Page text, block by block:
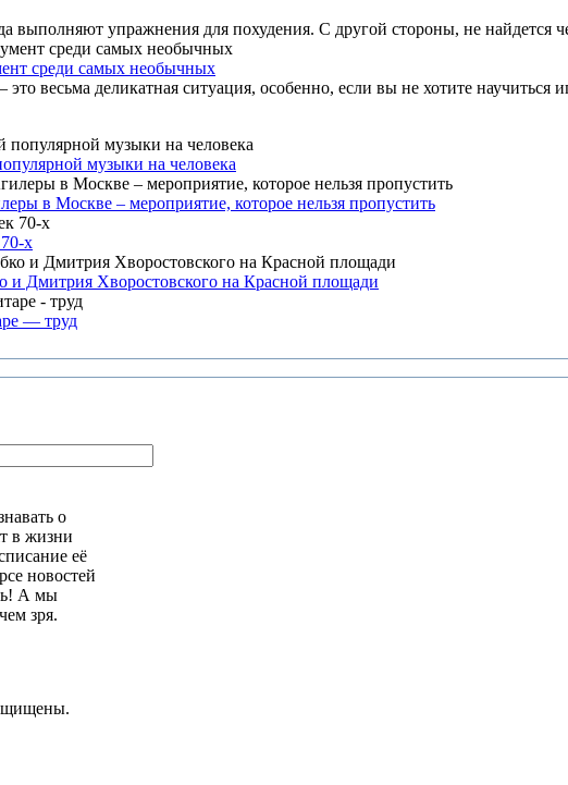
выполняют упражнения для похудения. С другой стороны, не
среди самых необычных
весьма деликатная ситуация, особенно, если вы не хотите
музыки на человека
в Москве – мероприятие, которое нельзя пропустить
х
и Дмитрия Хворостовского на Красной площади
— труд
о
в жизни
её
новостей
А мы
зря.